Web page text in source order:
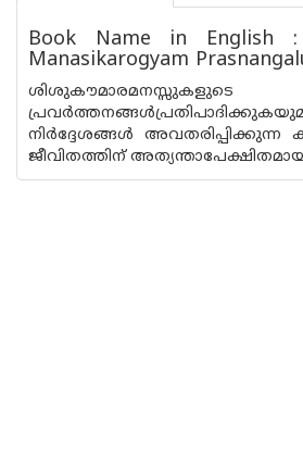
Book Name in English :
Manasikarogyam
ശിശുകൗമാരമനസ്സുകളുടെ
നിര്‍ദ്ദേശങ്ങള്‍ അവതരിപ്പിക്കുന്ന
ജീവിതത്തിന്